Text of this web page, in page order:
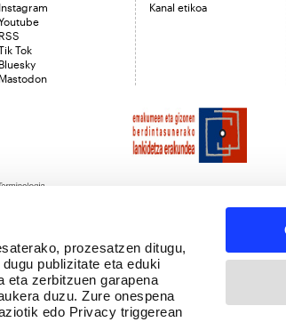
prozesatzen ditugu,
publizitate eta eduki
eta zerbitzuen garapena
duzu. Zure onespena
edo Privacy triggerean
Instagram
RSS
Tok
Bluesky
Mastodon
Kanal etikoa